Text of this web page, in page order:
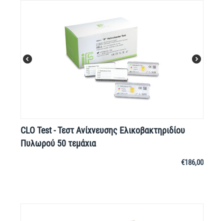
CLO Test - Τεστ Ανίχνευσης Ελικοβακτηριδίου
Πυλωρού 50 τεμάχια
€186,00